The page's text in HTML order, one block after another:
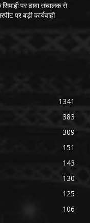
पर ढाबा संचालक से
पर बड़ी कार्यवाही
1341
383
309
151
143
130
125
106